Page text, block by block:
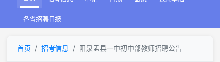
各省招聘日报
首页 招考信息 阳泉盂县一中初中部教师招聘公告